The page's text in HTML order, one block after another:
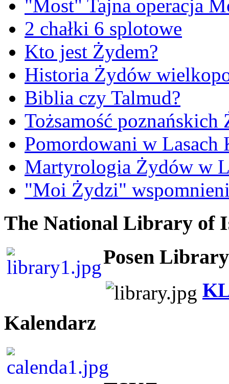
"Most" Tajna operacja
2 chałki 6 splotowe
Kto jest Żydem?
Historia Żydów
Biblia czy Talmud?
Tożsamość poznańskich
Pomordowani w Lasach
Martyrologia Żydów w
"Moi Żydzi"
The National Library of
Posen Library
Kalendarz